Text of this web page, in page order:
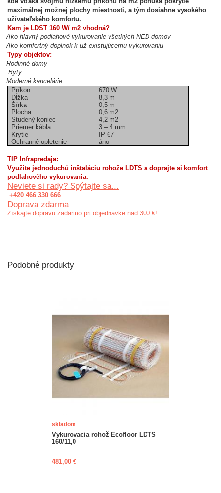
maximálnej možnej plochy miestnosti, a tým dosiahne vysokého
užívateľského komfortu.
Kam je LDST 160 W/ m2 vhodná?
Ako hlavný podlahové vykurovanie všetkých NED domov
Ako komfortný doplnok k už existujúcemu vykurovaniu
Typy objektov:
Rodinné domy
Byty
Moderné kancelárie
Príkon
670 W
Dĺžka
8,3 m
Šírka
0,5 m
Plocha
0,6 m2
Studený koniec
4,2 m2
Priemer kábla
3 – 4 mm
Krytie
IP 67
Ochranné opletenie
áno
TIP Infrapredaja:
Využite jednoduchú inštaláciu rohože LDTS a doprajte si komfort
podlahového vykurovania.
Neviete si rady? Spýtajte sa...
+420 466 330 666
Doprava zdarma
Získajte dopravu zadarmo pri objednávke nad 300 €!
Podobné produkty
skladom
Vykurovacia rohož Ecofloor LDTS
160/11,0
481,00 €